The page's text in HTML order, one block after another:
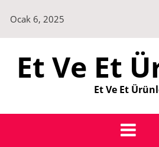
content
Ocak 6, 2025
Et Ve Et
Et Ve Et